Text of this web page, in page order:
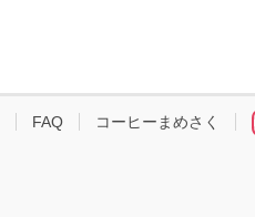
FAQ コーヒーまめさく